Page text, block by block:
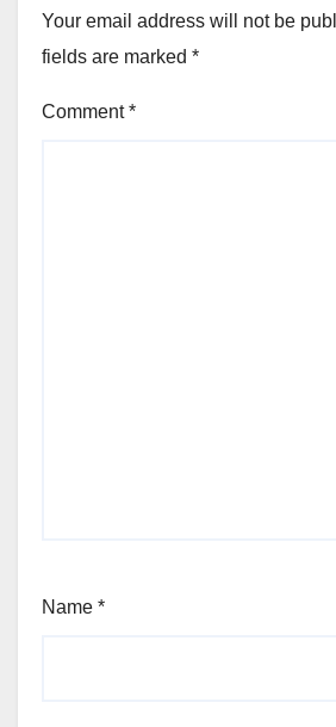
Your email address will not be
fields are marked *
Comment*
Name *